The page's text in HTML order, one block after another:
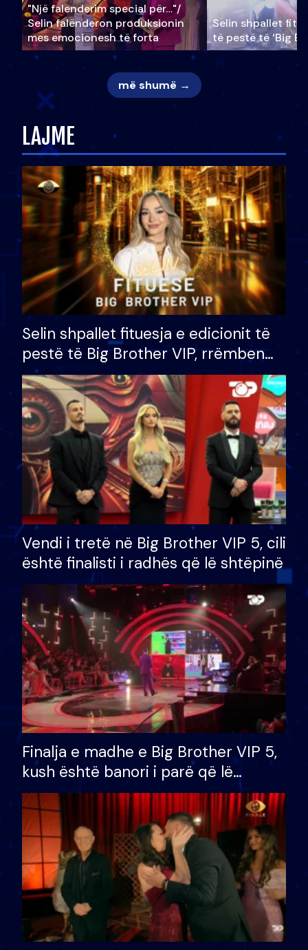
"Një falenderim special për…"/
Selin falënderon produksionin
mes emocionesh të forta
Selin shpallet
të pestë të ‘Big
më shumë →
LAJME
Selin shpallet fituesja e edicionit të
pestë të Big Brother VIP, rrëmben
çmimin e madh prej 100 mijë eurosh
Vendi i tretë në Big Brother VIP 5, cili
është finalisti i radhës që lë shtëpinë
Finalja e madhe e Big Brother VIP 5,
kush është banori i parë që lë
shtëpinë dhe humb mundësinë për
të fituar çmimin e madh